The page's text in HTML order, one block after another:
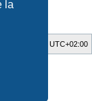
la
UTC+02:00